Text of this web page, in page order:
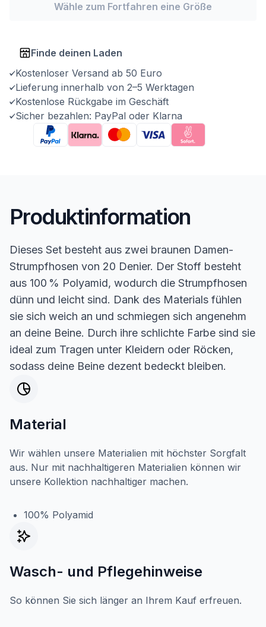
Wähle zum Fortfahren eine Größe
Finde deinen Laden
Kostenloser Versand ab 50 Euro
Lieferung innerhalb von 2–5 Werktagen
Kostenlose Rückgabe im Geschäft
Sicher bezahlen: PayPal oder Klarna
Produktinformation
Dieses Set besteht aus zwei braunen Damen-
Strumpfhosen von 20 Denier. Der Stoff besteht
aus 100 % Polyamid, wodurch die Strumpfhosen
dünn und leicht sind. Dank des Materials fühlen
sie sich weich an und schmiegen sich angenehm
an deine Beine. Durch ihre schlichte Farbe sind sie
ideal zum Tragen unter Kleidern oder Röcken,
sodass deine Beine dezent bedeckt bleiben.
Material
Wir wählen unsere Materialien mit höchster Sorgfalt
aus. Nur mit nachhaltigeren Materialien können wir
unsere Kollektion nachhaltiger machen.
100% Polyamid
Wasch- und Pflegehinweise
So können Sie sich länger an Ihrem Kauf erfreuen.